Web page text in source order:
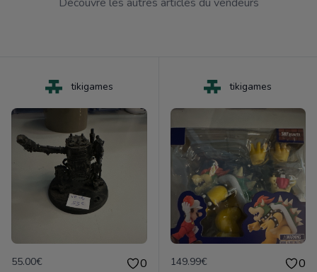
tikigames
55.00€ 0
tikigames
149.99€ 0